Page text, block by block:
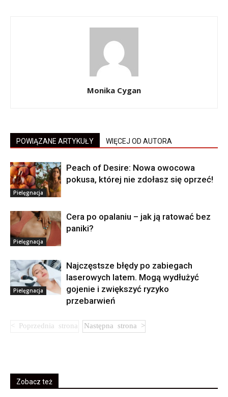
Monika Cygan
POWIĄZANE ARTYKUŁY WIĘCEJ OD AUTORA
Pielęgnacja
Peach of Desire: Nowa owocowa
pokusa, której nie zdołasz się oprzeć!
Pielęgnacja
Cera po opalaniu – jak ją ratować bez
paniki?
Pielęgnacja
Najczęstsze błędy po zabiegach
laserowych latem. Mogą wydłużyć
gojenie i zwiększyć ryzyko
przebarwień
Zobacz też